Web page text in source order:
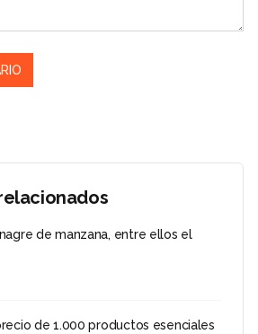
de manzana, entre ellos el
de 1.000 productos esenciales